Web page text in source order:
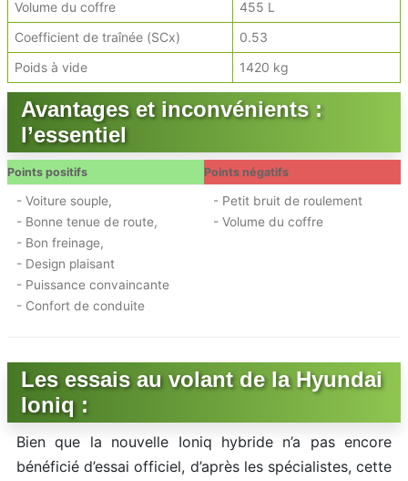
Volume du coffre
455 L
Coefficient de traînée (SCx)
0.53
Poids à vide
1420 kg
Avantages et inconvénients :
l’essentiel
Points positifs Points négatifs
- Voiture souple,
- Bonne tenue de route,
- Bon freinage,
- Design plaisant
- Puissance convaincante
- Confort de conduite
- Petit bruit de roulement
- Volume du coffre
Les essais au volant de la Hyundai
Ioniq :
Bien que la nouvelle Ioniq hybride n’a pas encore
bénéficié d’essai officiel, d’après les spécialistes, cette